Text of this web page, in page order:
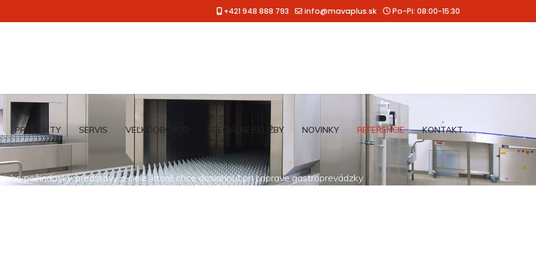
+421 948 888 793 info@mavaplus.sk Po-Pi: 08:00-15:30
PRODUKTY SERVIS VEĽKOOBCHOD ŠPECIÁLNE SLUŽBY NOVINKY REFERENCIE KONTAKT
požiadavky, predstavy a ciele, ktoré chce dosiahnuť pri príprave gastroprevádzky.